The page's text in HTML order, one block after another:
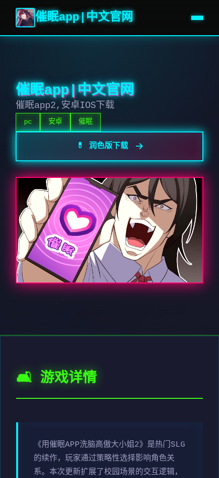
催眠app|中文官网
催眠app|中文官网
催眠app2,安卓IOS下载
pc 安卓 催眠
💊 润色版下载
🛋️ 游戏详情
《用催眠APP洗脑高傲大小姐2》是热门SLG
的续作，玩家通过策略性选择影响角色关
系。本次更新扩展了校园场景的交互逻辑，